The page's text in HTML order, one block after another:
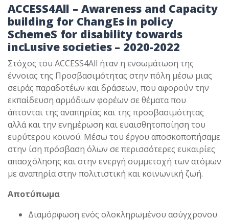
ACCESS4All – Awareness and Capacity
building for ChangEs in policy
SchemeS for disability towards
incLusive societies – 2020-2022
Στόχος του ACCESS4All ήταν η ενσωμάτωση της
έννοιας της Προσβασιμότητας στην πόλη μέσω μιας
σειράς παραδοτέων και δράσεων, που αφορούν την
εκπαίδευση αρμόδιων φορέων σε θέματα που
άπτονται της αναπηρίας και της προσβασιμότητας
αλλά και την ενημέρωση και ευαισθητοποίηση του
ευρύτερου κοινού. Μέσω του έργου αποσκοποπήσαμε
στην ίση πρόσβαση όλων σε περισσότερες ευκαιρίες
απασχόλησης και στην ενεργή συμμετοχή των ατόμων
με αναπηρία στην πολιτιστική και κοινωνική ζωή.
Αποτύπωμα
Διαμόρφωση ενός ολοκληρωμένου ασύγχρονου